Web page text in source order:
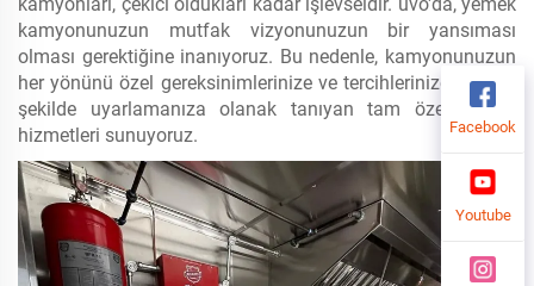
kamyonları, çekici oldukları kadar işlevseldir. uvo'da, yemek
kamyonunuzun mutfak vizyonunuzun bir yansıması
olması gerektiğine inanıyoruz. Bu nedenle, kamyonunuzun
her yönünü özel gereksinimlerinize ve tercihlerinize uyacak
şekilde uyarlamanıza olanak tanıyan tam özelleştirme
hizmetleri sunuyoruz.
Facebook
Youtube